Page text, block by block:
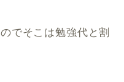
でそこは勉強代と割